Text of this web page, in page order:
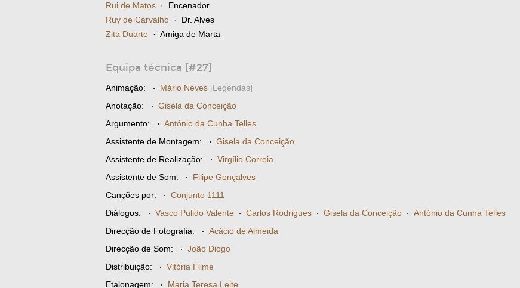
Rui de Matos · Encenador
Ruy de Carvalho · Dr. Alves
Zita Duarte · Amiga de Marta
Equipa técnica [#27]
Animação: · Mário Neves [Legendas]
Anotação: · Gisela da Conceição
Argumento: · António da Cunha Telles
Assistente de Montagem: · Gisela da Conceição
Assistente de Realização: · Virgílio Correia
Assistente de Som: · Filipe Gonçalves
Canções por: · Conjunto 1111
Diálogos: · Vasco Pulido Valente · Carlos Rodrigues · Gisela da Conceição · António da Cunha Telles
Direcção de Fotografia: · Acácio de Almeida
Direcção de Som: · João Diogo
Distribuição: · Vitória Filme
Etalonagem: · Maria Teresa Leite